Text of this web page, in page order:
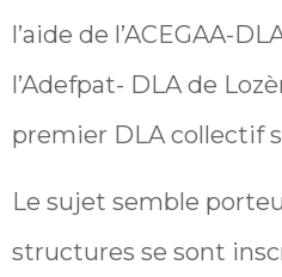
l’aide de l’ACEGAA-
l’Adefpat- DLA de
premier DLA collectif
Le sujet semble
structures se sont